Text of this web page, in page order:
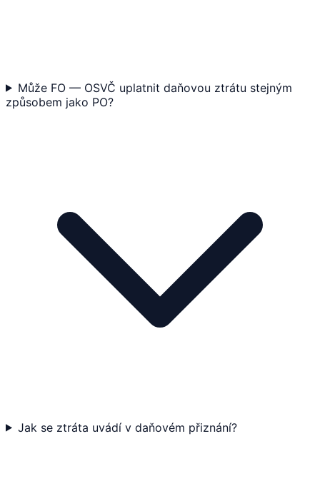
Může FO — OSVČ uplatnit daňovou ztrátu stejným
způsobem jako PO?
Jak se ztráta uvádí v daňovém přiznání?